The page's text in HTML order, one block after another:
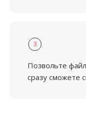
3
Позвольте
сразу сможете